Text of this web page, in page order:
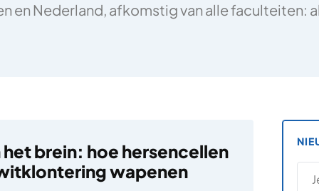
en Nederland, afkomstig van alle faculteiten:
brein: hoe hersencellen
wapenen
E-
*